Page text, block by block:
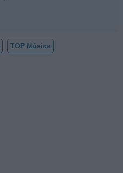
TOP Música